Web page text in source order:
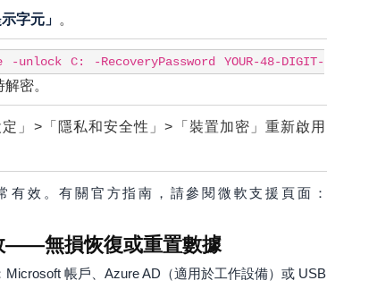
字元」 。
-unlock C: -RecoveryPassword YOUR-48-DIGIT-
密。
」>「隱私和安全性」>「裝置加密」重新啟用
效。有關官方指南，請參閱微軟支援頁面：
——無損恢復或重置數據
帳戶、Azure AD（適用於工作設備）或 USB